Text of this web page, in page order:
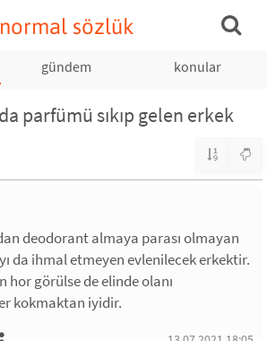
normal sözlük
gündem konular
parfümü sıkıp gelen erkek
deodorant almaya parası olmayan
da ihmal etmeyen evlenilecek erkektir.
hor görülse de elinde olanı
kokmaktan iyidir.